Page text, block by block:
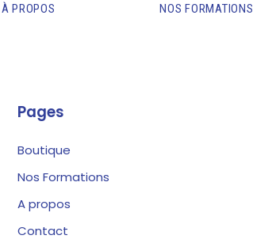
À PROPOS NOS FORMATIONS
Pages
Boutique
Nos Formations
A propos
Contact